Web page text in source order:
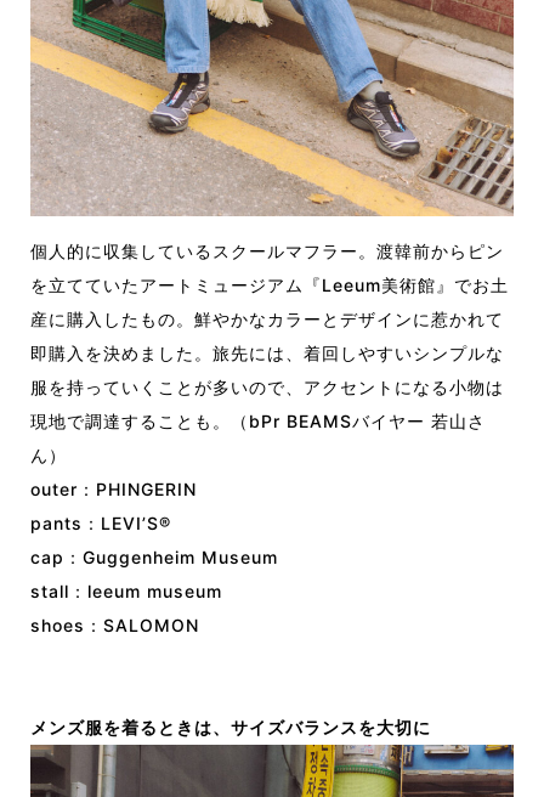
個人的に収集しているスクールマフラー。渡韓前からピン
を立てていたアートミュージアム『Leeum美術館』でお土
産に購入したもの。鮮やかなカラーとデザインに惹かれて
即購入を決めました。旅先には、着回しやすいシンプルな
服を持っていくことが多いので、アクセントになる小物は
現地で調達することも。（bPr BEAMSバイヤー 若山さ
ん）
outer：PHINGERIN
pants：LEVI’S®︎
cap：Guggenheim Museum
stall：leeum museum
shoes：SALOMON
メンズ服を着るときは、サイズバランスを大切に